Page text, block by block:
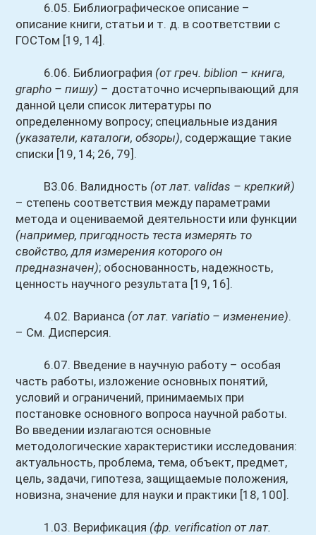
6.05. Библиографическое описание –
описание книги, статьи и т. д. в соответствии с
ГОСТом [19, 14].
6.06. Библиография (от греч. biblion – книга,
grapho – пишу) – достаточно исчерпывающий для
данной цели список литературы по
определенному вопросу; специальные издания
(указатели, каталоги, обзоры), содержащие такие
списки [19, 14; 26, 79].
В3.06. Валидность (от лат. validas – крепкий)
– степень соответствия между параметрами
метода и оцениваемой деятельности или функции
(например, пригодность теста измерять то
свойство, для измерения которого он
предназначен); обоснованность, надежность,
ценность научного результата [19, 16].
4.02. Варианса (от лат. variatio – изменение).
– См. Дисперсия.
6.07. Введение в научную работу – особая
часть работы, изложение основных понятий,
условий и ограничений, принимаемых при
постановке основного вопроса научной работы.
Во введении излагаются основные
методологические характеристики исследования:
актуальность, проблема, тема, объект, предмет,
цель, задачи, гипотеза, защищаемые положения,
новизна, значение для науки и практики [18, 100].
1.03. Верификация (фр. verification от лат.